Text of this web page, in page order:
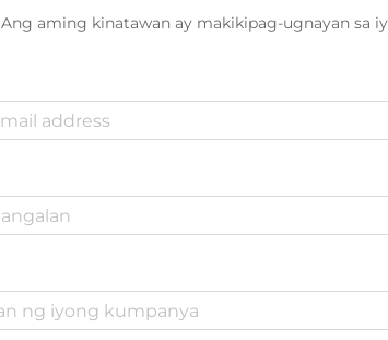
Ang aming kinatawan ay makikipag-ugnayan sa